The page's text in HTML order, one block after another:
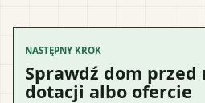
NASTĘPNY KROK
Sprawdź dom przed
dotacji albo ofercie